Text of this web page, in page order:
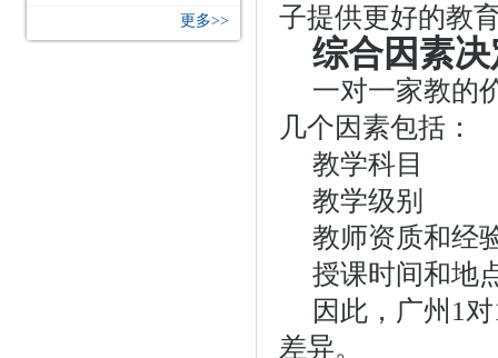
更多>>
子提供更好的教
综合因素
一对一家教的
几个因素包括：
教学科目
教学级别
教师资质和经
授课时间和地
因此，广州1
差异。